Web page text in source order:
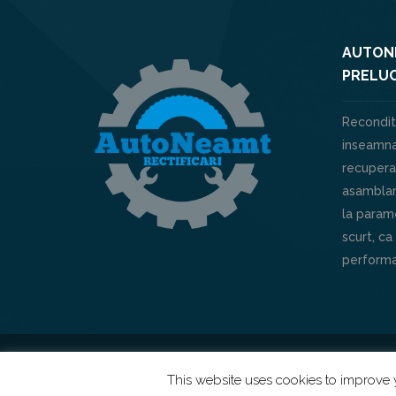
la
scurt, ca
This website uses cookies to